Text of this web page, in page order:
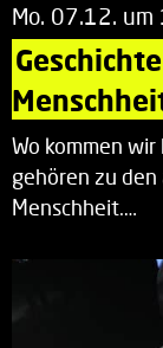
Mo. 07.12.
Wo kommen wir
gehören zu
Menschheit.…